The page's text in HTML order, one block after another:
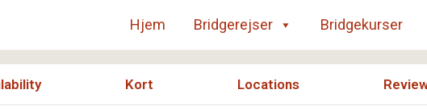
Hjem Bridgerejser Bridgekurser
Kort Locations